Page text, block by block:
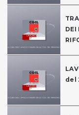
DEI
del